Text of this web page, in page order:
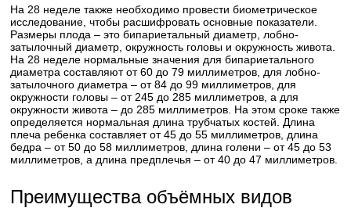
На 28 неделе также необходимо провести биометрическое
исследование, чтобы расшифровать основные показатели.
Размеры плода – это бипариетальный диаметр, лобно-
затылочный диаметр, окружность головы и окружность живота.
На 28 неделе нормальные значения для бипариетального
диаметра составляют от 60 до 79 миллиметров, для лобно-
затылочного диаметра – от 84 до 99 миллиметров, для
окружности головы – от 245 до 285 миллиметров, а для
окружности живота – до 285 миллиметров. На этом сроке также
определяется нормальная длина трубчатых костей. Длина
плеча ребенка составляет от 45 до 55 миллиметров, длина
бедра – от 50 до 58 миллиметров, длина голени – от 45 до 53
миллиметров, а длина предплечья – от 40 до 47 миллиметров.
Преимущества объёмных видов